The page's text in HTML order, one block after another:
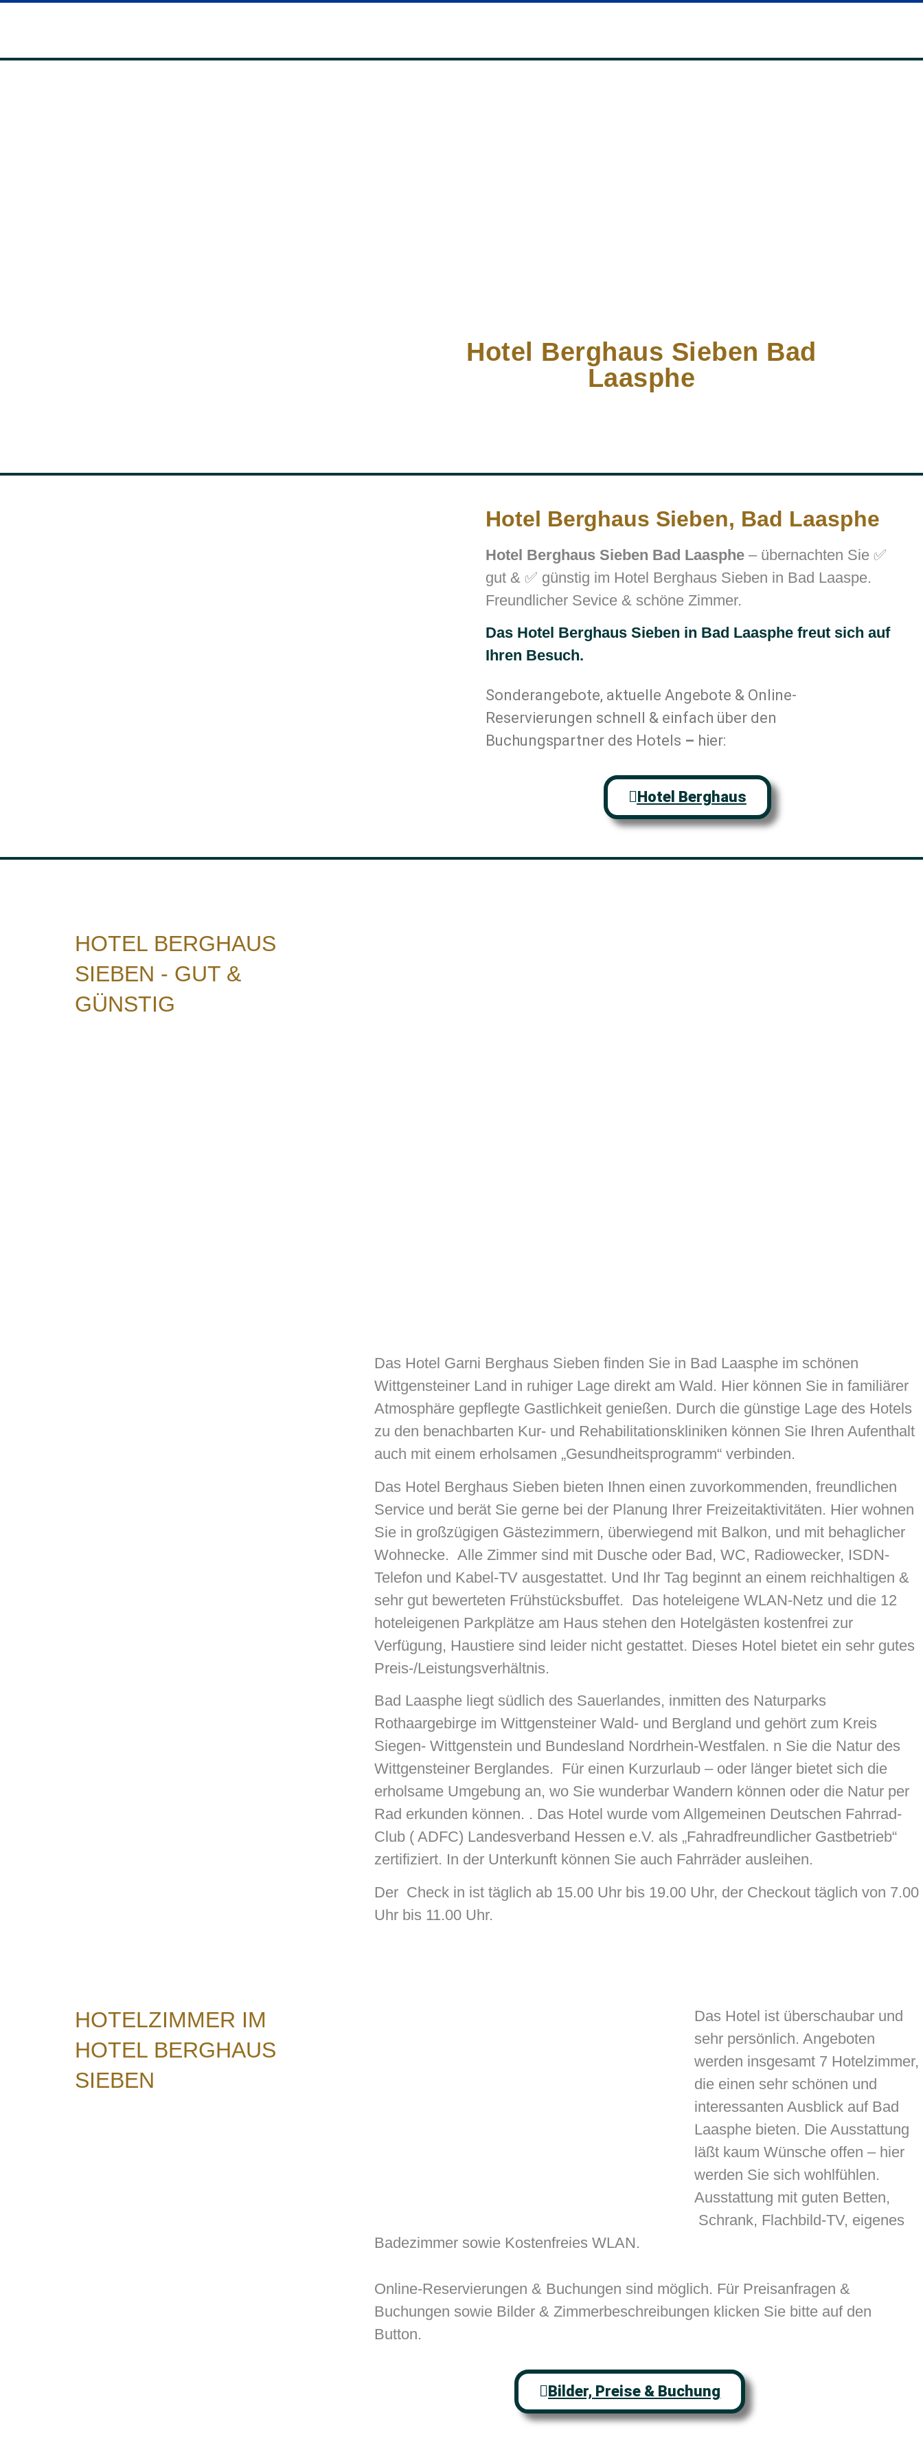
Hotel Berghaus Sieben Bad
Laasphe
Hotel Berghaus Sieben, Bad Laasphe
Hotel Berghaus Sieben Bad Laasphe – übernachten Sie ✅
gut & ✅ günstig im Hotel Berghaus Sieben in Bad Laaspe.
Freundlicher Sevice & schöne Zimmer.
Das Hotel Berghaus Sieben in Bad Laasphe freut sich auf
Ihren Besuch.
Sonderangebote, aktuelle Angebote & Online-
Reservierungen schnell & einfach über den
Buchungspartner des Hotels – hier:
Hotel Berghaus
HOTEL BERGHAUS
SIEBEN - GUT &
GÜNSTIG
Das Hotel Garni Berghaus Sieben finden Sie in Bad Laasphe im schönen
Wittgensteiner Land in ruhiger Lage direkt am Wald. Hier können Sie in familiärer
Atmosphäre gepflegte Gastlichkeit genießen. Durch die günstige Lage des Hotels
zu den benachbarten Kur- und Rehabilitationskliniken können Sie Ihren Aufenthalt
auch mit einem erholsamen „Gesundheitsprogramm“ verbinden.
Das Hotel Berghaus Sieben bieten Ihnen einen zuvorkommenden, freundlichen
Service und berät Sie gerne bei der Planung Ihrer Freizeitaktivitäten. Hier wohnen
Sie in großzügigen Gästezimmern, überwiegend mit Balkon, und mit behaglicher
Wohnecke. Alle Zimmer sind mit Dusche oder Bad, WC, Radiowecker, ISDN-
Telefon und Kabel-TV ausgestattet. Und Ihr Tag beginnt an einem reichhaltigen &
sehr gut bewerteten Frühstücksbuffet. Das hoteleigene WLAN-Netz und die 12
hoteleigenen Parkplätze am Haus stehen den Hotelgästen kostenfrei zur
Verfügung, Haustiere sind leider nicht gestattet. Dieses Hotel bietet ein sehr gutes
Preis-/Leistungsverhältnis.
Bad Laasphe liegt südlich des Sauerlandes, inmitten des Naturparks
Rothaargebirge im Wittgensteiner Wald- und Bergland und gehört zum Kreis
Siegen- Wittgenstein und Bundesland Nordrhein-Westfalen. n Sie die Natur des
Wittgensteiner Berglandes. Für einen Kurzurlaub – oder länger bietet sich die
erholsame Umgebung an, wo Sie wunderbar Wandern können oder die Natur per
Rad erkunden können. . Das Hotel wurde vom Allgemeinen Deutschen Fahrrad-
Club ( ADFC) Landesverband Hessen e.V. als „Fahradfreundlicher Gastbetrieb“
zertifiziert. In der Unterkunft können Sie auch Fahrräder ausleihen.
Der Check in ist täglich ab 15.00 Uhr bis 19.00 Uhr, der Checkout täglich von 7.00
Uhr bis 11.00 Uhr.
HOTELZIMMER IM
HOTEL BERGHAUS
SIEBEN
Das Hotel ist überschaubar und
sehr persönlich. Angeboten
werden insgesamt 7 Hotelzimmer,
die einen sehr schönen und
interessanten Ausblick auf Bad
Laasphe bieten. Die Ausstattung
läßt kaum Wünsche offen – hier
werden Sie sich wohlfühlen.
Ausstattung mit guten Betten,
Schrank, Flachbild-TV, eigenes
Badezimmer sowie Kostenfreies WLAN.
Online-Reservierungen & Buchungen sind möglich. Für Preisanfragen &
Buchungen sowie Bilder & Zimmerbeschreibungen klicken Sie bitte auf den
Button.
Bilder, Preise & Buchung